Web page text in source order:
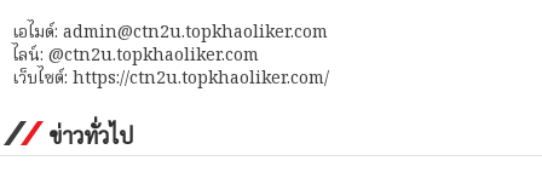
เอไมด์: admin@ctn2u.topkhaoliker.com
ไลน์: @ctn2u.topkhaoliker.com
เว็บไซต์: https://ctn2u.topkhaoliker.com/
ข่าวทั่วไป